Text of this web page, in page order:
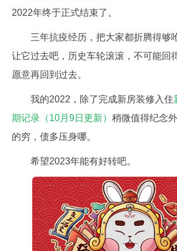
2022年终于正式结束了。
三年抗疫经历，把大家都折腾得够
让它过去吧，历史车轮滚滚，不可能回
愿意再回到过去。
我的2022，除了完成新房装修入住
期记录（10月9日更新） 稍微值得纪念
的穷，债多压身哪。
希望2023年能有好转吧。